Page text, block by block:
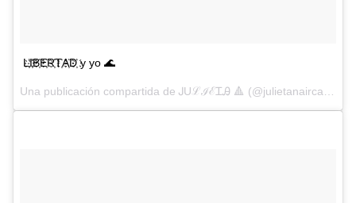
L҉I҉B҉E҉R҉T҉A҉D҉ y yo 🌊